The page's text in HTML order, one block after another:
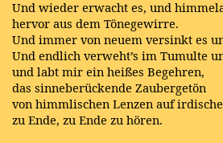
Und wieder erwacht es, und
hervor aus dem Tönegewirre.
Und immer von neuem versinkt es
Und endlich verweht’s im Tumulte
und labt mir ein heißes Begehren,
das sinneberückende Zaubergetön
von himmlischen Lenzen auf
zu Ende, zu Ende zu hören.